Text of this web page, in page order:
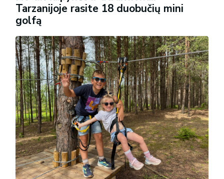
Tarzanijoje rasite 18 duobučių mini
golfą